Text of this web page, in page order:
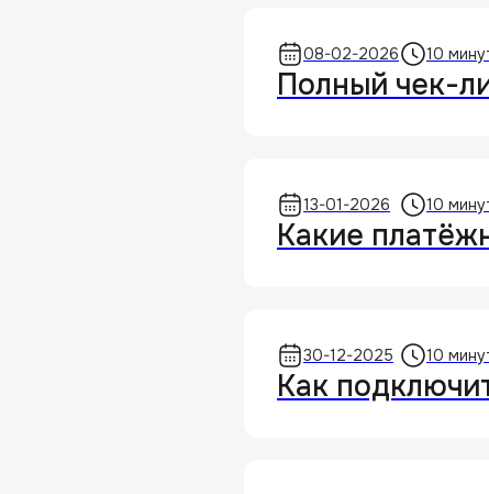
08-02-2026 10
Полный чек-
13-01-2026 10
Какие
30-12-2025 10
Как
Подпишитесь на нашу рассылку